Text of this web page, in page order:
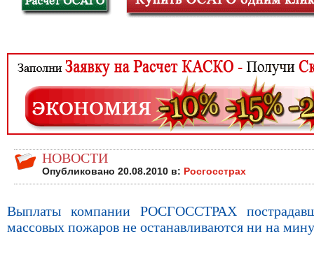
НОВОСТИ
Опубликовано 20.08.2010 в: Росгосстрах
Выплаты компании РОСГОССТРАХ
массовых пожаров не останавливаются ни на